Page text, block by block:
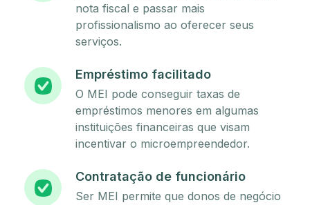
nota fiscal e passar mais
profissionalismo ao oferecer seus
serviços.
Empréstimo facilitado
O MEI pode conseguir taxas de
empréstimos menores em algumas
instituições financeiras que visam
incentivar o microempreendedor.
Contratação de funcionário
Ser MEI permite que donos de negócio